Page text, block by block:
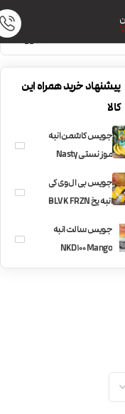
پیشنهاد خرید همراه این
کالا
جویس کاشمن انبه
موز نستی Nasty
Banana Cushman
جویس بی ال وی کی
انبه یخ BLVK FRZN
جویس سالت انبه
NKD100 Mango